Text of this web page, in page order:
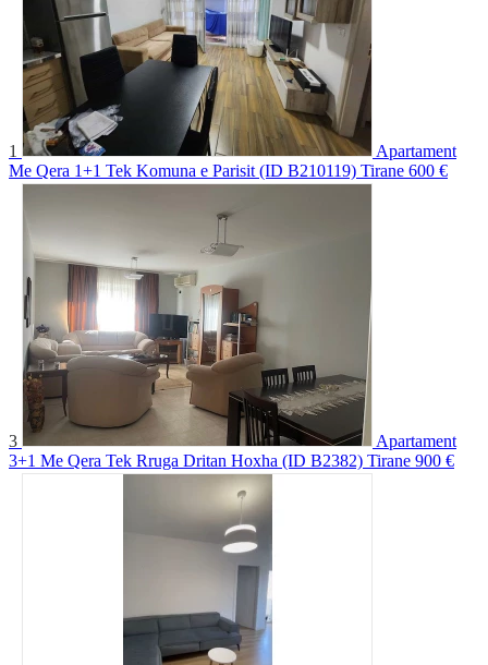
1
Apartament
Me Qera 1+1 Tek Komuna e Parisit (ID B210119) Tirane 600 €
3
Apartament
3+1 Me Qera Tek Rruga Dritan Hoxha (ID B2382) Tirane 900 €